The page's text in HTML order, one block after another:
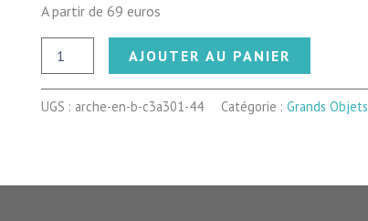
A partir de 69 euros
en
AJOUTER AU PANIER
UGS : arche-en-b-c3a301-44 Catégorie : Grands Objets